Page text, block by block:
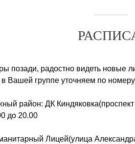
позади, радостно видеть новые
Вашей группе уточняем по
район: ДК Киндяковка(проспект
до 20.00
Лицей(улица